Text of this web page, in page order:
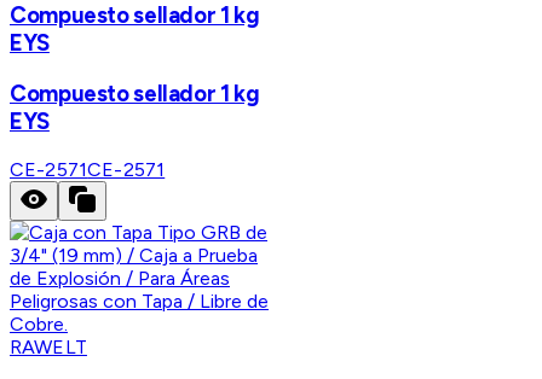
Compuesto sellador 1 kg
EYS
Compuesto sellador 1 kg
EYS
CE-2571CE-2571
RAWELT